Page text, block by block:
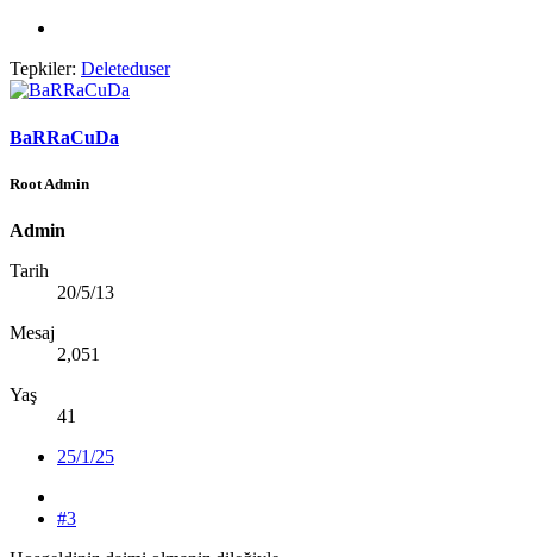
Tepkiler: Deleteduser
BaRRaCuDa
Root Admin
Admin
Tarih
20/5/13
Mesaj
2,051
Yaş
41
25/1/25
#3